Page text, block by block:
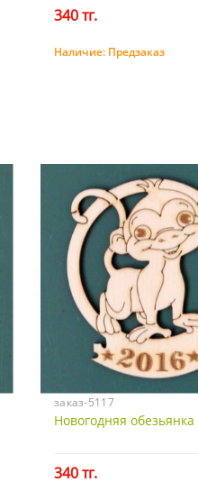
340 тг.
Предзаказ
Наличие: Предзаказ
заказ-5117
Новогодняя
340 тг.